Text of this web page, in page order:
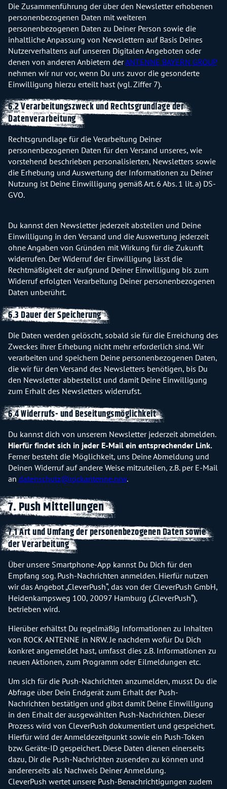
Die Zusammenführung der über den Newsletter erhobenen
personenbezogenen Daten mit weiteren
personenbezogenen Daten zu Deiner Person sowie die
inhaltliche Anpassung von Newslettern auf Basis Deines
Nutzerverhaltens auf unseren Digitalen Angeboten oder
denen von anderen Anbietern derANTENNE BAYERN GROUP
nehmen wir nur vor, wenn Du uns zuvor die gesonderte
Einwilligung hierzu erteilt hast (vgl. Ziffer 7).
6.2 Verarbeitungszweck und Rechtsgrundlage der
Datenverarbeitung
Rechtsgrundlage für die Verarbeitung Deiner
personenbezogenen Daten für den Versand unseres, wie
vorstehend beschrieben personalisierten, Newsletters sowie
die Erhebung und Auswertung der Informationen zu Deiner
Nutzung ist Deine Einwilligung gemäß Art. 6 Abs. 1 lit. a) DS-
GVO.
Du kannst den Newsletter jederzeit abstellen und Deine
Einwilligung in den Versand und die Auswertung jederzeit
ohne Angaben von Gründen mit Wirkung für die Zukunft
widerrufen. Der Widerruf der Einwilligung lässt die
Rechtmäßigkeit der aufgrund Deiner Einwilligung bis zum
Widerruf erfolgten Verarbeitung Deiner personenbezogenen
Daten unberührt.
6.3 Dauer der Speicherung
Die Daten werden gelöscht, sobald sie für die Erreichung des
Zweckes ihrer Erhebung nicht mehr erforderlich sind. Wir
verarbeiten und speichern Deine personenbezogenen Daten,
die wir für den Versand des Newsletters benötigen, bis Du
den Newsletter abbestellst und damit Deine Einwilligung
zum Erhalt des Newsletters widerrufst.
6.4 Widerrufs- und Beseitungsmöglichkeit
Du kannst dich von unserem Newsletter jederzeit abmelden.
Hierfür findet sich in jeder E-Mail ein entsprechender Link.
Ferner besteht die Möglichkeit, uns Deine Abmeldung und
Deinen Widerruf auf andere Weise mitzuteilen, z.B. per E-Mail
an datenschutz@rockantenne.nrw.
7. Push Mitteilungen
7.1 Art und Umfang der personenbezogenen Daten sowie
der Verarbeitung
Über unsere Smartphone-App kannst Du Dich für den
Empfang sog. Push-Nachrichten anmelden. Hierfür nutzen
wir das Angebot „CleverPush“, das von der CleverPush GmbH,
Heidenkampsweg 100, 20097 Hamburg („CleverPush“),
betrieben wird.
Hierüber erhältst Du regelmäßig Informationen zu Inhalten
von ROCK ANTENNE in NRW. Je nachdem wofür Du Dich
konkret angemeldet hast, umfasst dies z.B. Informationen zu
neuen Aktionen, zum Programm oder Eilmeldungen etc.
Um sich für die Push-Nachrichten anzumelden, musst Du die
Abfrage über Dein Endgerät zum Erhalt der Push-
Nachrichten bestätigen und gibst damit Deine Einwilligung
in den Erhalt der ausgewählten Push-Nachrichten. Dieser
Prozess wird von CleverPush dokumentiert und gespeichert.
Hierfür wird der Anmeldezeitpunkt sowie ein Push-Token
bzw. Geräte-ID gespeichert. Diese Daten dienen einerseits
dazu, Dir die Push-Nachrichten zusenden zu können und
andererseits als Nachweis Deiner Anmeldung.
CleverPush wertet unsere Push-Benachrichtigungen zudem